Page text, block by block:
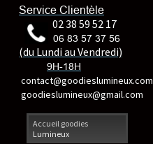
Accueil goodies
Lumineux
Service Clientèle
02 38 59 52 17
06 83 57 37 56
(du Lundi au Vendredi)
9H-18H
contact@goodieslumineux.com
goodieslumineux@gmail.com